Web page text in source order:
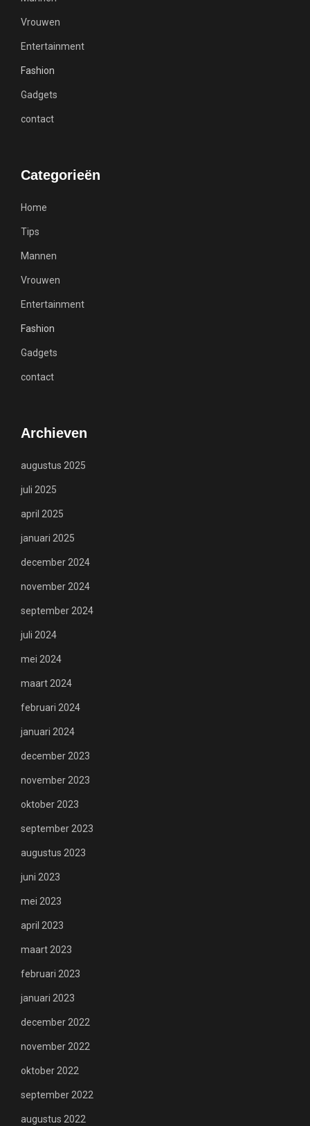
Vrouwen
Entertainment
Fashion
Gadgets
contact
Categorieën
Home
Tips
Mannen
Vrouwen
Entertainment
Fashion
Gadgets
contact
Archieven
augustus 2025
juli 2025
april 2025
januari 2025
december 2024
november 2024
september 2024
juli 2024
mei 2024
maart 2024
februari 2024
januari 2024
december 2023
november 2023
oktober 2023
september 2023
augustus 2023
juni 2023
mei 2023
april 2023
maart 2023
februari 2023
januari 2023
december 2022
november 2022
oktober 2022
september 2022
augustus 2022